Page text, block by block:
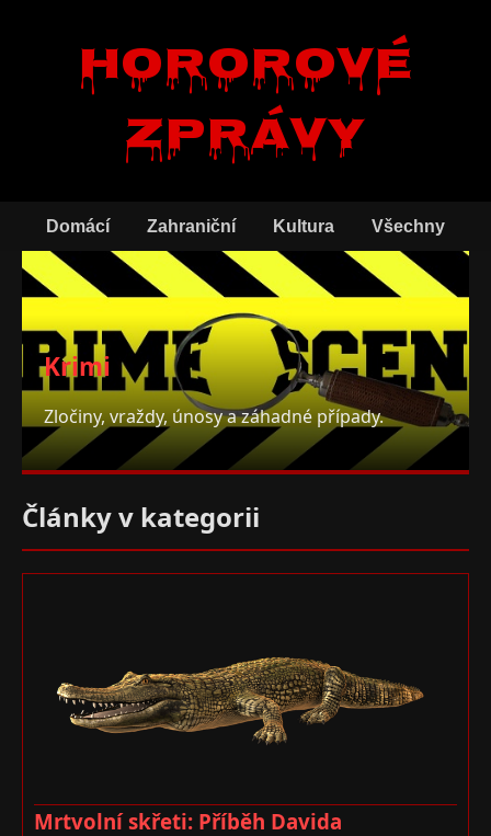
Hororové
zprávy
Domácí Zahraniční Kultura Všechny
Krimi
Zločiny, vraždy, únosy a záhadné případy.
Články v kategorii
Mrtvolní skřeti: Příběh Davida